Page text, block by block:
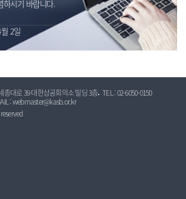
하시기 바랍니다.
2일
종대로 39 대한상공회의소 빌딩 3층 TEL : 02-6050-0150
: webmaster@kasb.or.kr